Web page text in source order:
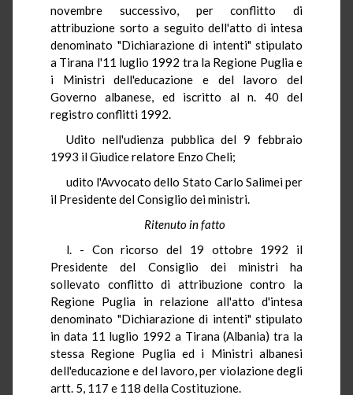
novembre successivo, per conflitto di
attribuzione sorto a seguito dell'atto di intesa
denominato "Dichiarazione di intenti" stipulato
a Tirana l'11 luglio 1992 tra la Regione Puglia e
i Ministri dell'educazione e del lavoro del
Governo albanese, ed iscritto al n. 40 del
registro conflitti 1992.
Udito nell'udienza pubblica del 9 febbraio
1993 il Giudice relatore Enzo Cheli;
udito l'Avvocato dello Stato Carlo Salimei per
il Presidente del Consiglio dei ministri.
Ritenuto in fatto
l. - Con ricorso del 19 ottobre 1992 il
Presidente del Consiglio dei ministri ha
sollevato conflitto di attribuzione contro la
Regione Puglia in relazione all'atto d'intesa
denominato "Dichiarazione di intenti" stipulato
in data 11 luglio 1992 a Tirana (Albania) tra la
stessa Regione Puglia ed i Ministri albanesi
dell'educazione e del lavoro, per violazione degli
artt. 5, 117 e 118 della Costituzione.